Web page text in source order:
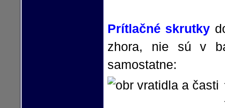
Prítlačné skrutky
zhora, nie sú v
samostatne: